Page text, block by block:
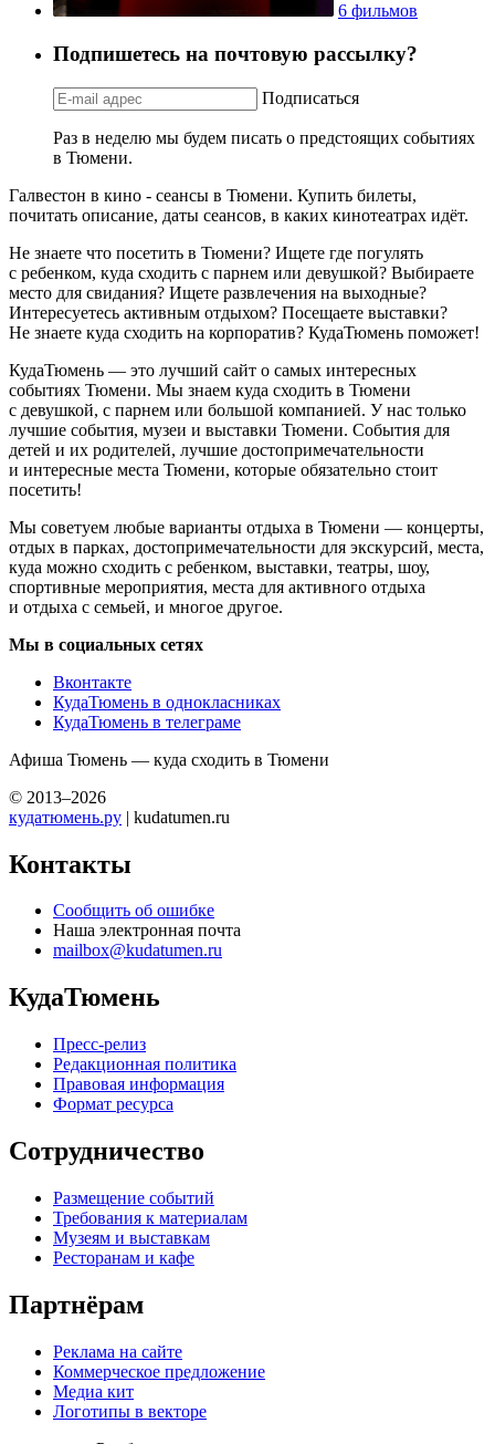
6 фильмов
Подпишетесь на почтовую рассылку?
Подписаться
Раз в неделю мы будем писать о предстоящих событиях
в Тюмени.
Галвестон в кино - сеансы в Тюмени. Купить билеты,
почитать описание, даты сеансов, в каких кинотеатрах идёт.
Не знаете что посетить в Тюмени? Ищете где погулять
с ребенком, куда сходить с парнем или девушкой? Выбираете
место для свидания? Ищете развлечения на выходные?
Интересуетесь активным отдыхом? Посещаете выставки?
Не знаете куда сходить на корпоратив? КудаТюмень поможет!
КудаТюмень — это лучший сайт о самых интересных
событиях Тюмени. Мы знаем куда сходить в Тюмени
с девушкой, с парнем или большой компанией. У нас только
лучшие события, музеи и выставки Тюмени. События для
детей и их родителей, лучшие достопримечательности
и интересные места Тюмени, которые обязательно стоит
посетить!
Мы советуем любые варианты отдыха в Тюмени — концерты,
отдых в парках, достопримечательности для экскурсий, места,
куда можно сходить с ребенком, выставки, театры, шоу,
спортивные мероприятия, места для активного отдыха
и отдыха с семьей, и многое другое.
Мы в социальных сетях
Вконтакте
КудаТюмень в однокласниках
КудаТюмень в телеграме
Афиша Тюмень — куда сходить в Тюмени
© 2013–2026
кудатюмень.ру | kudatumen.ru
Контакты
Сообщить об ошибке
Наша электронная почта
mailbox@kudatumen.ru
КудаТюмень
Пресс-релиз
Редакционная политика
Правовая информация
Формат ресурса
Сотрудничество
Размещение событий
Требования к материалам
Музеям и выставкам
Ресторанам и кафе
Партнёрам
Реклама на сайте
Коммерческое предложение
Медиа кит
Логотипы в векторе